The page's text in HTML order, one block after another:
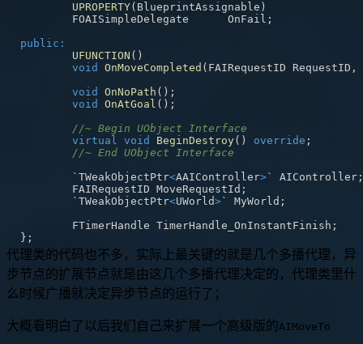
UPROPERTY( BlueprintAssignable )
	FOAISimpleDelegate	OnFail
;
public :
UFUNCTION ( )
void
OnMoveCompleted ( FAIRequestID RequestID ,
void
OnNoPath ( ) ;
void
OnAtGoal ( ) ;
//~ Begin UObject Interface
virtual void BeginDestroy( ) override ;
//~ End UObject Interface
	`TWeakObjectPtr
<AAIController> ` AIController ;
	FAIRequestID MoveRequestId
;
	`TWeakObjectPtr
<UWorld> ` MyWorld ;
	FTimerHandle TimerHandle_OnInstantFinish
;
} ;
代理类的代码也不多，实际上最关键的就是几个多播代理，异
步节点的扩展节点就是由这几个多播代理决定的，代理类里什
么时候广播就决定异步节点的运行了；
大概看明白了以后我们自己来扩展一个高级版的AIMoveTo